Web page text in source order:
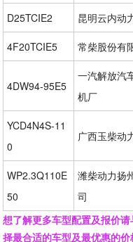
D25TCIE2 昆明云内动
4F20TCIE5 常柴股份有
4DW94-95E5
一汽解放汽
机厂
YCD4N4S-11
0
广西玉柴动
WP2.3Q110E
50
潍柴动力扬
司
想了解更多车型配置及报价
择最合适的车型及最优惠的价